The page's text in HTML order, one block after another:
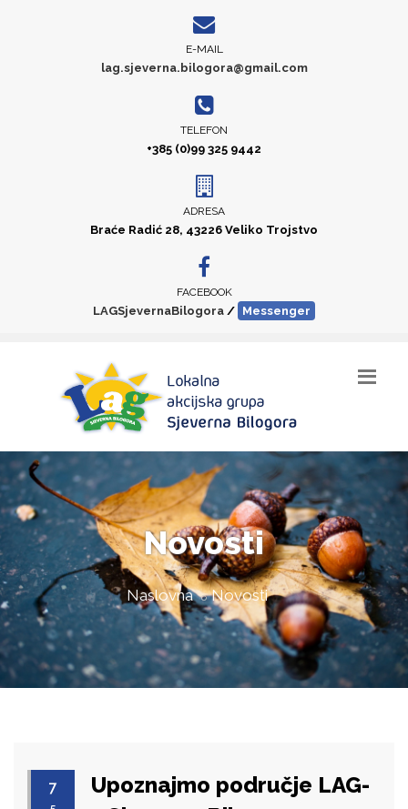
E-MAIL
lag.sjeverna.bilogora@gmail.com
TELEFON
+385 (0)99 325 9442
ADRESA
Braće Radić 28, 43226 Veliko Trojstvo
FACEBOOK
LAGSjevernaBilogora / Messenger
Novosti
Naslovna Novosti
7
Upoznajmo područje LAG-